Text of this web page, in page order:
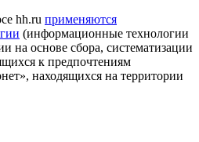
hh.ru применяются
(информационные технологии
на основе сбора, систематизации
к предпочтениям
находящихся на территории